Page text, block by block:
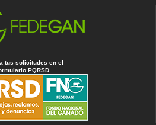
tus solicitudes en el
PQRSD